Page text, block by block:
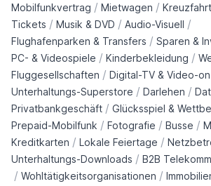
Mobilfunkvertrag / Mietwagen /
Tickets / Musik & DVD / Audio-Visuell /
Flughafenparken & Transfers / Sparen &
PC- & Videospiele / Kinderbekleidung /
Fluggesellschaften / Digital-TV & Video-
Unterhaltungs-Superstore / Darlehen /
Privatbankgeschäft / Glücksspiel &
Prepaid-Mobilfunk / Fotografie / Busse /
Kreditkarten / Lokale Feiertage /
Unterhaltungs-Downloads / B2B
/ Wohltätigkeitsorganisationen /